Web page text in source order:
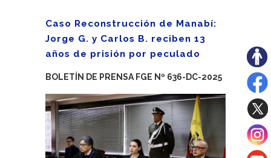
Caso Reconstrucción de Manabí:
Jorge G. y Carlos B. reciben 13
años de prisión por peculado
BOLETÍN DE PRENSA FGE Nº 636-DC-2025